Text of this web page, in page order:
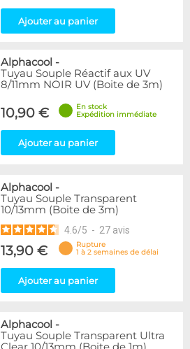
Ajouter au panier
Alphacool -
Tuyau Souple Réactif aux UV
8/11mm NOIR UV (Boite de 3m)
10,90 €
En stock
Expédition immédiate
Ajouter au panier
Alphacool -
Tuyau Souple Transparent
10/13mm (Boite de 3m)
4.6/5 - 27 avis
13,90 €
Rupture
1 à 2 semaines de délai
Ajouter au panier
Alphacool -
Tuyau Souple Transparent Ultra